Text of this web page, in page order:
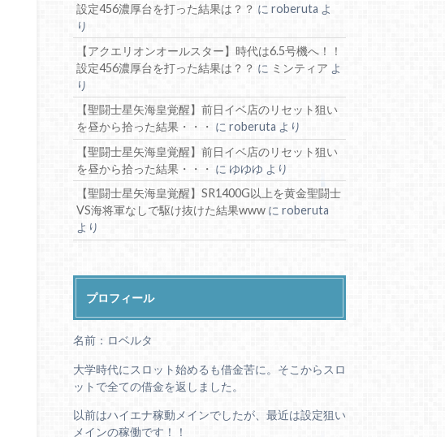
設定456濃厚台を打った結果は？？ にroberuta よ
り
【アクエリオンオールスター】時代は6.5号機へ！！
設定456濃厚台を打った結果は？？ に ミンティア よ
り
【聖闘士星矢海皇覚醒】前日イベ店のリセット狙い
を昼から拾った結果・・・ にroberuta より
【聖闘士星矢海皇覚醒】前日イベ店のリセット狙い
を昼から拾った結果・・・ に ゆゆゆ より
【聖闘士星矢海皇覚醒】SR1400G以上を黄金聖闘士
VS海将軍なしで駆け抜けた結果www にroberuta
より
プロフィール
名前：ロベルタ
大学時代にスロット始めるも借金苦に。そこからスロ
ットで全ての借金を返しました。
以前はハイエナ稼動メインでしたが、最近は設定狙い
メインの稼働です！！